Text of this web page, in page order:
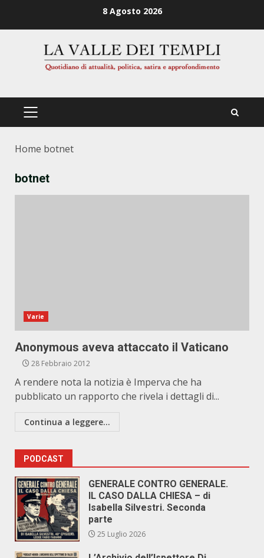
8 Agosto 2026
PRIMÄRES
Home botnet
botnet
Varie
Anonymous aveva attaccato il Vaticano
28 Febbraio 2012
A rendere nota la notizia è Imperva che ha
pubblicato un rapporto che rivela i dettagli di...
Continua a leggere...
PODCAST
GENERALE CONTRO GENERALE.
IL CASO DALLA CHIESA – di
Isabella Silvestri. Seconda
parte
25 Luglio 2026